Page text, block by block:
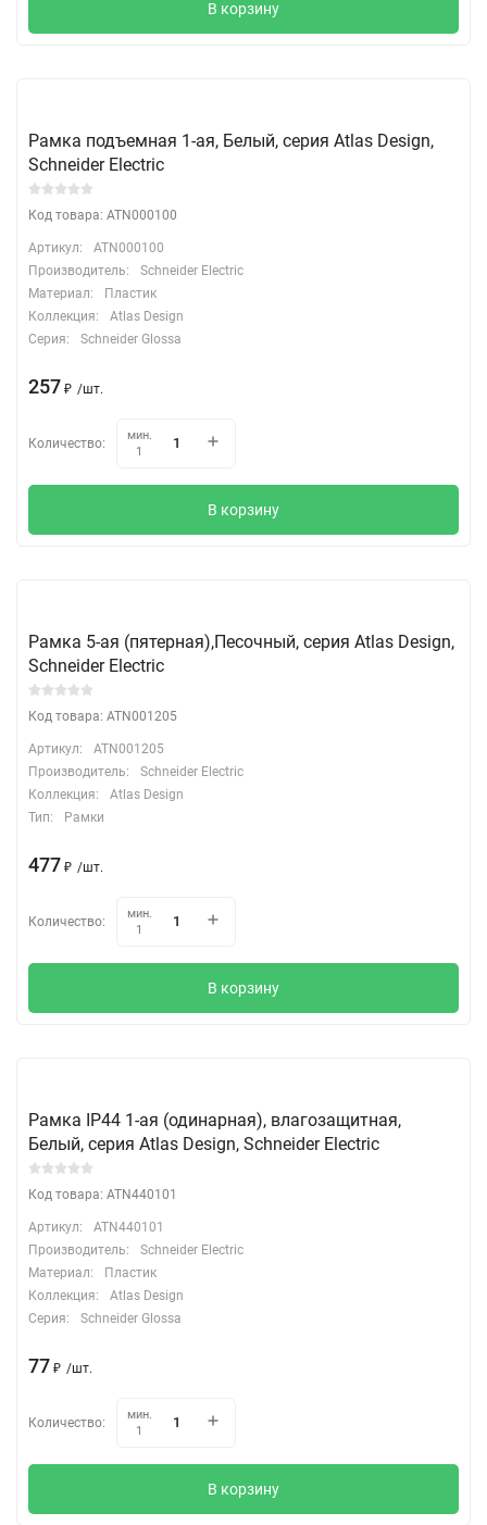
В корзину
Рамка подъемная 1-ая, Белый, серия Atlas Design,
Schneider Electric
Код товара: ATN000100
Артикул:
ATN000100
Производитель:
Schneider Electric
Материал:
Пластик
Коллекция:
Atlas Design
Серия:
Schneider Glossa
257 ₽ /шт.
Количество:
мин.
1
В корзину
Рамка 5-ая (пятерная),Песочный, серия Atlas Design,
Schneider Electric
Код товара: ATN001205
Артикул:
ATN001205
Производитель:
Schneider Electric
Коллекция:
Atlas Design
Тип:
Рамки
477 ₽ /шт.
Количество:
мин.
1
В корзину
Рамка IP44 1-ая (одинарная), влагозащитная,
Белый, серия Atlas Design, Schneider Electric
Код товара: ATN440101
Артикул:
ATN440101
Производитель:
Schneider Electric
Материал:
Пластик
Коллекция:
Atlas Design
Серия:
Schneider Glossa
77 ₽ /шт.
Количество:
мин.
1
В корзину